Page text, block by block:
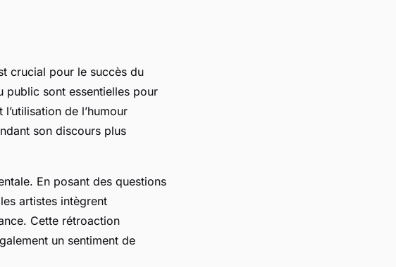
crucial pour le succès du
public sont essentielles pour
de l’humour
son discours plus
En posant des questions
artistes intègrent
Cette rétroaction
un sentiment de